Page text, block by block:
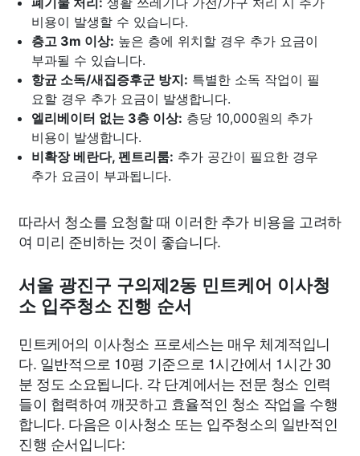
비용이 발생할 수 있습니다.
층고 3m 이상: 높은 층에 위치할 경우 추가 요금이
부과될 수 있습니다.
항균 소독/새집증후군 방지: 특별한 소독 작업이 필
요할 경우 추가 요금이 발생합니다.
엘리베이터 없는 3층 이상: 층당 10,000원의 추가
비용이 발생합니다.
비확장 베란다, 펜트리룸: 추가 공간이 필요한 경우
추가 요금이 부과됩니다.
따라서 청소를 요청할 때 이러한 추가 비용을 고려하
여 미리 준비하는 것이 좋습니다.
서울 광진구 구의제2동 민트케어 이사청
소 입주청소 진행 순서
민트케어의 이사청소 프로세스는 매우 체계적입니
다. 일반적으로 10평 기준으로 1시간에서 1시간 30
분 정도 소요됩니다. 각 단계에서는 전문 청소 인력
들이 협력하여 깨끗하고 효율적인 청소 작업을 수행
합니다. 다음은 이사청소 또는 입주청소의 일반적인
진행 순서입니다: